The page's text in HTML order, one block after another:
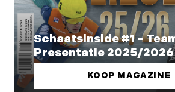
Schaatsinside #1 –
Presentatie 2025/2026
KOOP MAGAZINE